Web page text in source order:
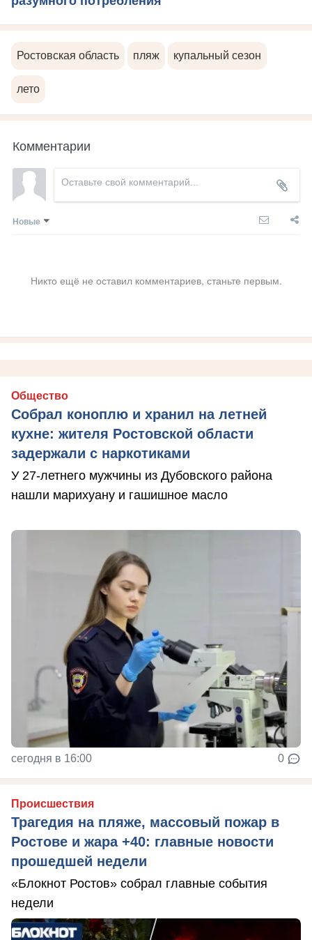
Ростовская область пляж купальный сезон
лето
Комментарии
Новые
Никто ещё не оставил комментариев, станьте первым.
Общество
Собрал коноплю и хранил на летней
кухне: жителя Ростовской области
задержали с наркотиками
У 27-летнего мужчины из Дубовского района
нашли марихуану и гашишное масло
сегодня в 16:00 0
Происшествия
Трагедия на пляже, массовый пожар в
Ростове и жара +40: главные новости
прошедшей недели
«Блокнот Ростов» собрал главные события
недели